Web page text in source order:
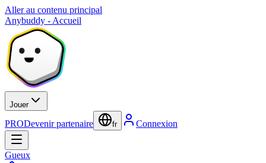
Aller au contenu principal
Anybuddy - Accueil
Jouer
PRODevenir partenaire fr Connexion
Gueux